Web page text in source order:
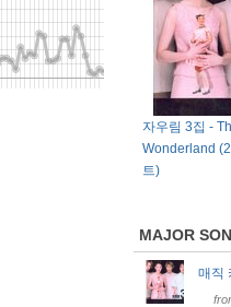
자우림 3집 -
Wonderland
트)
MAJOR
매직